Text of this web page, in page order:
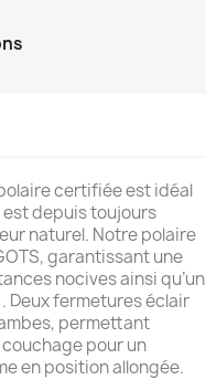
certifiée est idéal
est depuis toujours
naturel. Notre polaire
garantissant une
nocives ainsi qu’un
Deux fermetures éclair
permettant
couchage pour un
en position allongée.